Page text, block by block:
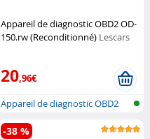
Appareil de diagnostic OBD2 OD-
150.rw (Reconditionné) Lescars
20,96€
Appareil de diagnostic OBD2
-38 %